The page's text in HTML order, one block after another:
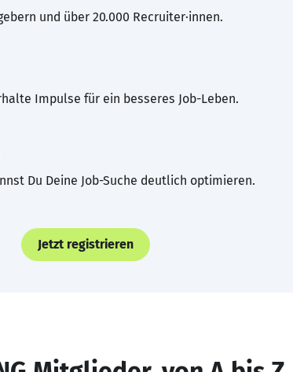
und über 20.000 Recruiter·innen.
Impulse für ein besseres Job-Leben.
Du Deine Job-Suche deutlich optimieren.
Jetzt registrieren